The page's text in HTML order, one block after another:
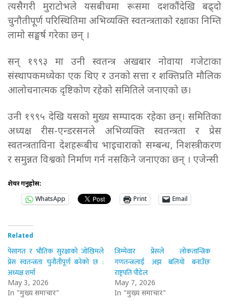
त्यसैगरी मुराटोभले यसबीचमा रूसमा दशकौंदेखि बढ्दो
चुनौतीपूर्ण परिस्थितिमा अभिव्यक्ति स्वतन्त्रताको रक्षाका निम्ति
लामो सङ्घर्ष गरेका छन् ।
सन् १९९३ मा उनी स्वतन्त्र अखबार नोवाया गजेटाका
संस्थापकमध्येका एक थिए र उनको सत्ता र शक्तिप्रति मौलिक
आलोचनात्मक दृष्टिकोण रहेको समितिले जनाएको छ।
उनी १९९५ देखि यसको मुख्य सम्पादक रहेका छन्। समितिका
अध्यक्ष रीस-एन्डरसनले अभिव्यक्ति स्वतन्त्रता र प्रेस
स्वतन्त्रताविना देशहरूबीच भाइचाराको सम्बन्ध, निशस्त्रीकरण
र समुन्नत विश्वको निर्माण गर्न नसकिने जनाएका छन् । एजेन्सी
शेयर गर्नुहोस:
WhatsApp
Print Email
Related
पेसागत र भौतिक सुरक्षाको जोखिमले
प्रेस स्वतन्त्रता चुनौतीपूर्ण बनेको छ :
अध्यक्ष शर्मा
May 3, 2026
In "मुख्य समाचार"
जिम्मेवार प्रेसले लोकतान्त्रिक
गणतन्त्रलाई अझ बलियो बनाउँछः
राष्ट्रपति पौडेल
May 7, 2026
In "मुख्य समाचार"